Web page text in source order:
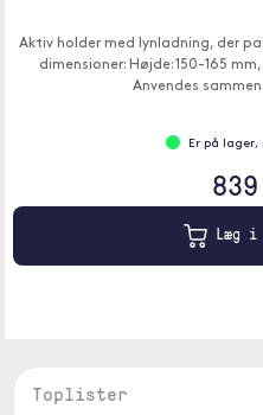
Aktiv holder med lynladning, der
dimensioner: Højde: 150-165
Anvendes
Er på
Læg i
Toplister